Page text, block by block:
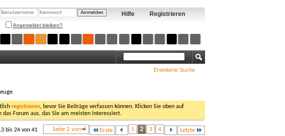
Registrieren
Hilfe
Angemeldet bleiben?
Erweiterte Suche
registrieren, bevor Sie Beiträge verfassen können. Klicken Sie oben auf
das Forum aus, das Sie am meisten interessiert.
Seite 2 von 4 Erste 1 2 3 4 Letzte
bis 24 von 41